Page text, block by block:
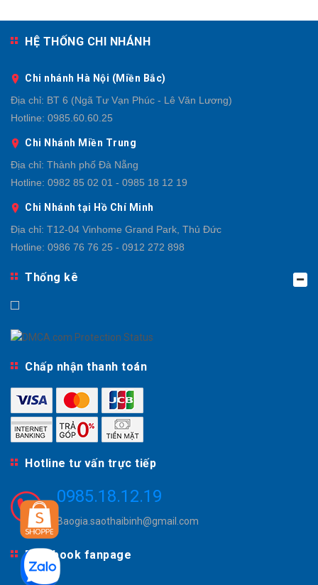
HỆ THỐNG CHI NHÁNH
Chi nhánh Hà Nội (Miền Bắc)
Địa chỉ: BT 6 (Ngã Tư Vạn Phúc - Lê Văn Lương)
Hotline: 0985.60.60.25
Chi Nhánh Miền Trung
Địa chỉ: Thành phố Đà Nẵng
Hotline: 0982 85 02 01 - 0985 18 12 19
Chi Nhánh tại Hồ Chí Minh
Địa chỉ: T12-04 Vinhome Grand Park, Thủ Đức
Hotline: 0986 76 76 25 - 0912 272 898
Thống kê
Chấp nhận thanh toán
Hotline tư vấn trực tiếp
0985.18.12.19
Baogia.saothaibinh@gmail.com
Facebook fanpage